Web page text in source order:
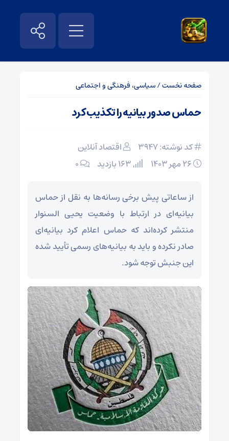
صفحه نخست/سیاسی، فرهنگی و اجتماعی
حماس صدور بیانیه را تکذیب کرد
کد نوشته: 3947
اقتصاد آنلاین
۰
از ساعاتی پیش برخی رسانه‌ها به نقل از حماس
بیانیه‌ای در ارتباط با وضعیت یحیی السنوار
منتشر کرده‌‌اند که حماس اعلام کرد بیانیه‌ای
صادر نکرده و باید به بیانیه‌های رسمی تأیید شده
این جنبش توجه شود.